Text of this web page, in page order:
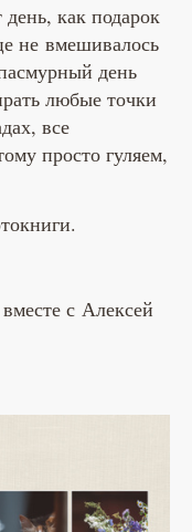
день, как подарок
не вмешивалось
день
любые точки
все
просто гуляем,
с Алексей